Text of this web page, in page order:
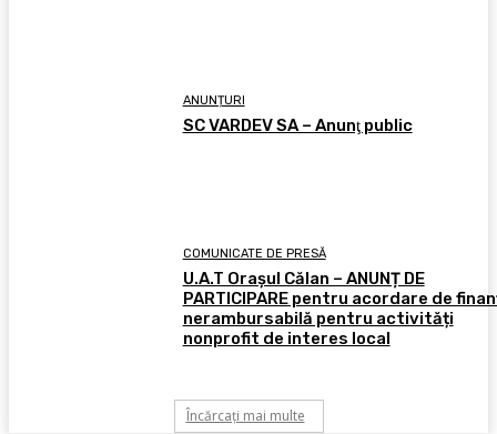
ANUNȚURI
SC VARDEV SA – Anunţ public
COMUNICATE DE PRESĂ
U.A.T Orașul Călan – ANUNȚ DE
PARTICIPARE pentru acordare de
nerambursabilă pentru activități
nonprofit de interes local
Încărcați mai multe